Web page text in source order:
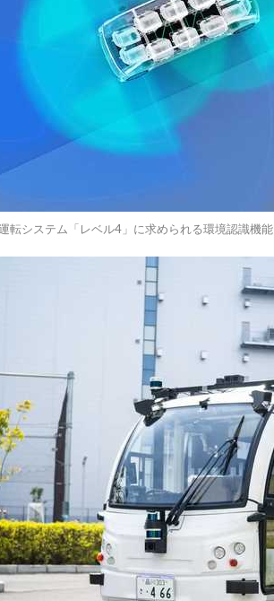
転システム「レベル4」に求められる環境認識機能